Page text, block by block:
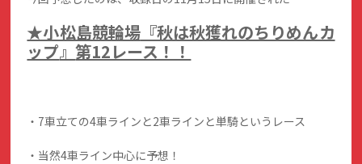
★小松島競輪場『秋は秋獲れのちりめんカ
ップ』第12レース！！
・7車立ての4車ラインと2車ラインと単騎というレース
・当然4車ライン中心に予想！